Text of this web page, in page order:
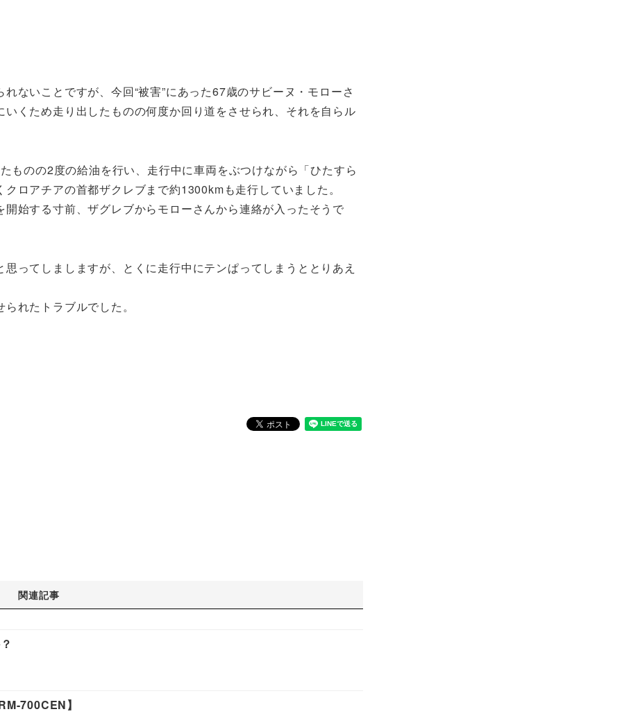
ないことですが、今回“被害”にあった67歳のサビーヌ・モローさ
くため走り出したものの何度か回り道をさせられ、それを自らル
ものの2度の給油を行い、走行中に車両をぶつけながら「ひたすら
ロアチアの首都ザクレブまで約1300kmも走行していました。
始する寸前、ザグレブからモローさんから連絡が入ったそうで
ってしましますが、とくに走行中にテンぱってしまうととりあえ
れたトラブルでした。
関連記事
700CEN】